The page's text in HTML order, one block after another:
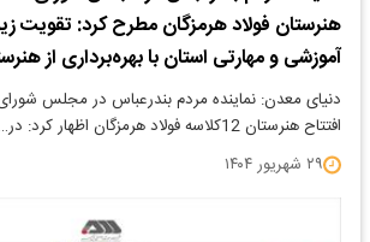
هنرستان فولاد هرمزگان مطرح کرد: تقویت
آموزشی و مهارتی استان با بهره‌برداری از
دنیای معدن: نماینده مردم بندرعباس در مجلس
افتتاح هنرستان 12کلاسه فولاد هرمزگان اظهار کرد: در…
۲۹ شهریور ۱۴۰۴